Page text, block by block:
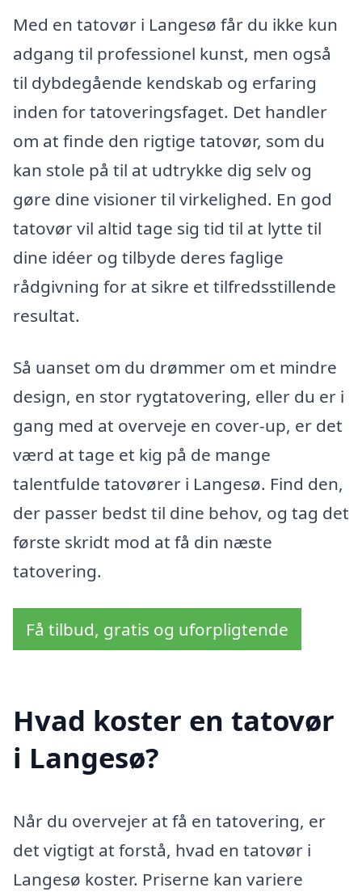
Med en tatovør i Langesø får du ikke kun
adgang til professionel kunst, men også
til dybdegående kendskab og erfaring
inden for tatoveringsfaget. Det handler
om at finde den rigtige tatovør, som du
kan stole på til at udtrykke dig selv og
gøre dine visioner til virkelighed. En god
tatovør vil altid tage sig tid til at lytte til
dine idéer og tilbyde deres faglige
rådgivning for at sikre et tilfredsstillende
resultat.
Så uanset om du drømmer om et mindre
design, en stor rygtatovering, eller du er i
gang med at overveje en cover-up, er det
værd at tage et kig på de mange
talentfulde tatovører i Langesø. Find den,
der passer bedst til dine behov, og tag det
første skridt mod at få din næste
tatovering.
Få tilbud, gratis og uforpligtende
Hvad koster en tatovør
i Langesø?
Når du overvejer at få en tatovering, er
det vigtigt at forstå, hvad en tatovør i
Langesø koster. Priserne kan variere